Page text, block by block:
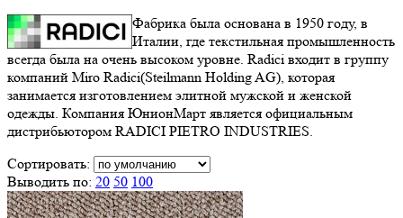
Фабрика была основана в 1950 году, в
Италии, где текстильная промышленность
всегда была на очень высоком уровне. Radici входит в группу
компаний Miro Radici(Steilmann Holding AG), которая
занимается изготовлением элитной мужской и женской
одежды. Компания ЮнионМарт является официальным
дистрибьютором RADICI PIETRO INDUSTRIES.
Сортировать:
Выводить по: 20 50 100